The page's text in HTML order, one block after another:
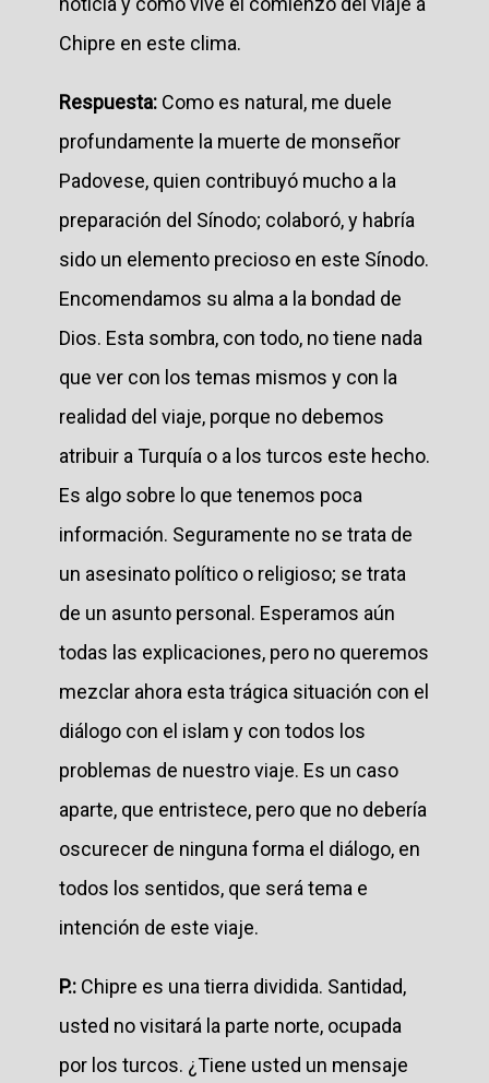
Chipre en este clima.
Respuesta: Como es natural, me duele
profundamente la muerte de monseñor
Padovese, quien contribuyó mucho a la
preparación del Sínodo; colaboró, y habría
sido un elemento precioso en este Sínodo.
Encomendamos su alma a la bondad de
Dios. Esta sombra, con todo, no tiene nada
que ver con los temas mismos y con la
realidad del viaje, porque no debemos
atribuir a Turquía o a los turcos este hecho.
Es algo sobre lo que tenemos poca
información. Seguramente no se trata de
un asesinato político o religioso; se trata
de un asunto personal. Esperamos aún
todas las explicaciones, pero no queremos
mezclar ahora esta trágica situación con el
diálogo con el islam y con todos los
problemas de nuestro viaje. Es un caso
aparte, que entristece, pero que no debería
oscurecer de ninguna forma el diálogo, en
todos los sentidos, que será tema e
intención de este viaje.
P.: Chipre es una tierra dividida. Santidad,
usted no visitará la parte norte, ocupada
por los turcos. ¿Tiene usted un mensaje